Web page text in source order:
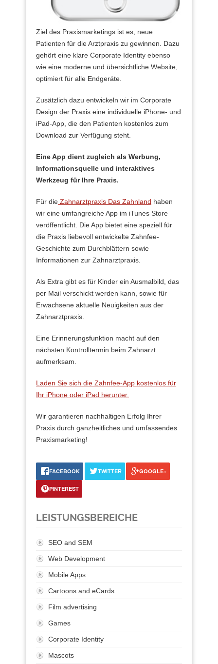
Ziel des Praxismarketings ist es, neue
Patienten für die Arztpraxis zu gewinnen. Dazu
gehört eine klare Corporate Identity ebenso
wie eine moderne und übersichtliche Website,
optimiert für alle Endgeräte.
Zusätzlich dazu entwickeln wir im Corporate
Design der Praxis eine individuelle iPhone- und
iPad-App, die den Patienten kostenlos zum
Download zur Verfügung steht.
Eine App dient zugleich als Werbung,
Informationsquelle und interaktives
Werkzeug für Ihre Praxis.
Für die Zahnarztpraxis Das Zahnland haben
wir eine umfangreiche App im iTunes Store
veröffentlicht. Die App bietet eine speziell für
die Praxis liebevoll entwickelte Zahnfee-
Geschichte zum Durchblättern sowie
Informationen zur Zahnarztpraxis.
Als Extra gibt es für Kinder ein Ausmalbild, das
per Mail verschickt werden kann, sowie für
Erwachsene aktuelle Neuigkeiten aus der
Zahnarztpraxis.
Eine Erinnerungsfunktion macht auf den
nächsten Kontrolltermin beim Zahnarzt
aufmerksam.
Laden Sie sich die Zahnfee-App kostenlos für
Ihr iPhone oder iPad herunter.
Wir garantieren nachhaltigen Erfolg Ihrer
Praxis durch ganzheitliches und umfassendes
Praxismarketing!
FACEBOOK TWITTER GOOGLE+
PINTEREST
LEISTUNGSBEREICHE
SEO and SEM
Web Development
Mobile Apps
Cartoons and eCards
Film advertising
Games
Corporate Identity
Mascots